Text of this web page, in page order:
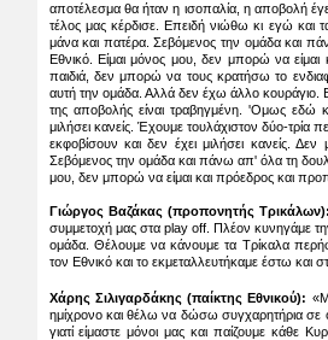
αποτέλεσμα θα ήταν η ισοπαλία, η αποβολή
τέλος μας κέρδισε. Επειδή νιώθω κι εγώ και
μάνα και πατέρα. Σεβόμενος την ομάδα και
Εθνικό. Είμαι μόνος μου, δεν μπορώ να
παιδιά, δεν μπορώ να τους κρατήσω το
αυτή την ομάδα. Αλλά δεν έχω άλλο κουράγιο.
της αποβολής είναι τραβηγμένη. 'Ομως εδώ
μιλήσει κανείς. Έχουμε τουλάχιστον δύο-τρία
εκφοβίσουν και δεν έχει μιλήσει κανείς.
Σεβόμενος την ομάδα και πάνω απ' όλα τη
μου, δεν μπορώ να είμαι και πρόεδρος και
Γιώργος Βαζάκας (προπονητής
συμμετοχή μας στα play off. Πλέον κυνηγάμε
ομάδα. Θέλουμε να κάνουμε τα Τρίκαλα
τον Εθνικό και το εκμεταλλευτήκαμε έστω και
Χάρης Σιλιγαρδάκης (παίκτης Εθνικού):
ημίχρονο και θέλω να δώσω συγχαρητήρια σε
γιατί είμαστε μόνοι μας και παίζουμε κάθε